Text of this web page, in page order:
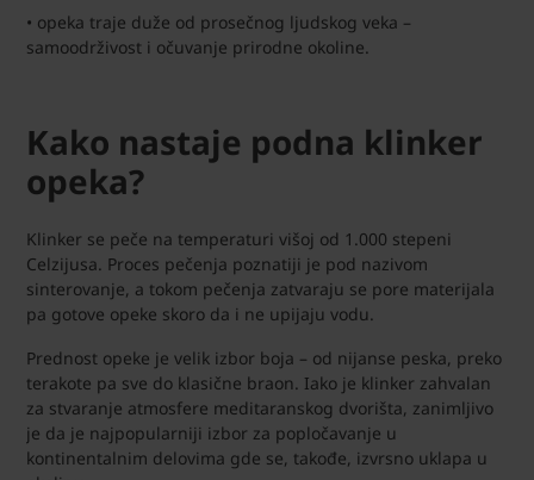
• opeka traje duže od prosečnog ljudskog veka –
samoodrživost i očuvanje prirodne okoline.
Kako nastaje podna klinker
opeka?
Klinker se peče na temperaturi višoj od 1.000 stepeni
Celzijusa. Proces pečenja poznatiji je pod nazivom
sinterovanje, a tokom pečenja zatvaraju se pore materijala
pa gotove opeke skoro da i ne upijaju vodu.
Prednost opeke je velik izbor boja – od nijanse peska, preko
terakote pa sve do klasične braon. Iako je klinker zahvalan
za stvaranje atmosfere meditaranskog dvorišta, zanimljivo
je da je najpopularniji izbor za popločavanje u
kontinentalnim delovima gde se, takođe, izvrsno uklapa u